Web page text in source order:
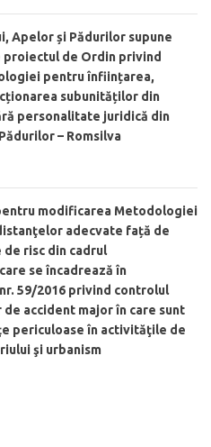
Apelor și Pădurilor supune
de Ordin privind
pentru înființarea,
subunităților din
personalitate juridică din
– Romsilva
modificarea Metodologiei
adecvate față de
risc din cadrul
se încadrează în
59/2016 privind controlul
accident major în care sunt
periculoase în activităţile de
şi urbanism